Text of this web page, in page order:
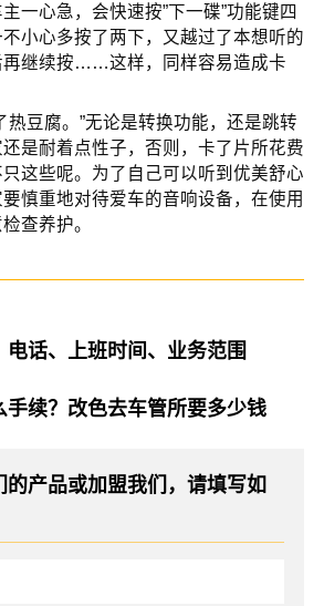
一心急，会快速按”下一碟”功能键四
小心多按了两下，又越过了本想听的
再继续按……这样，同样容易造成卡
热豆腐。”无论是转换功能，还是跳转
是耐着点性子，否则，卡了片所花费
这些呢。为了自己可以听到优美舒心
慎重地对待爱车的音响设备，在使用
查养护。
话、上班时间、业务范围
手续？改色去车管所要多少钱
的产品或加盟我们，请填写如